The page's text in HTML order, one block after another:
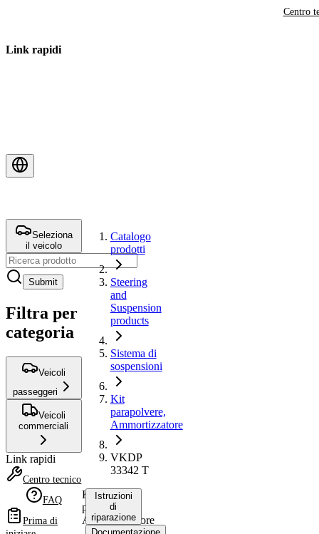
Centro
Link rapidi
Seleziona
il veicolo
Submit
Filtra per
categoria
Veicoli
passeggeri
Veicoli
commerciali
Link rapidi
Centro tecnico
FAQ
Prima di
Catalogo
prodotti
Steering
and
Suspension
products
Sistema di
sospensioni
Kit
parapolvere,
Ammortizzatore
VKDP
33342 T
Kit
parapolvere,
Ammortizzatore
Istruzioni
di
riparazione